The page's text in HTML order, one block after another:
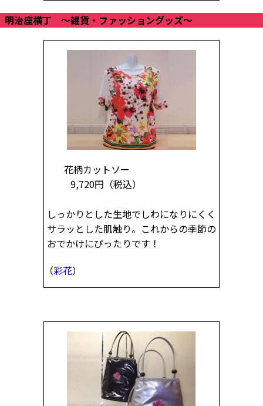
明治座横丁 ～雑貨・ファッショングッズ～
花柄カットソー
9,720円 （税込）
しっかりとした生地でしわになりにくく
サラッとした肌触り。これからの季節の
おでかけにぴったりです！
（彩花）